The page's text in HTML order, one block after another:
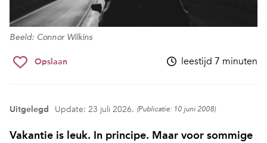
Beeld: Connor Wilkins
Opslaan leestijd 7 minuten
Uitgelegd Update: 23 juli 2026. (Publicatie: 10 juni 2008)
Vakantie is leuk. In principe. Maar voor sommige